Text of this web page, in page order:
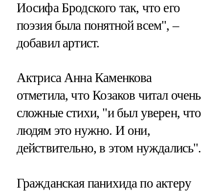
Иосифа Бродского так, что его
поэзия была понятной всем", –
добавил артист.
Актриса Анна Каменкова
отметила, что Козаков читал очень
сложные стихи, "и был уверен, что
людям это нужно. И они,
действительно, в этом нуждались".
Гражданская панихида по актеру